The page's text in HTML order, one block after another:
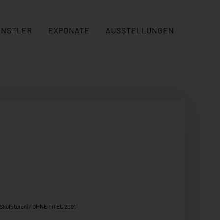
EXPONATE AUSSTELLUNGEN
/ OHNE TITEL 2091